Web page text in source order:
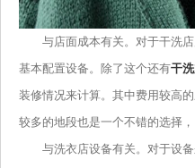
与店面成本有关。对于干洗店
基本配置设备。除了这个还有干
装修情况来计算。其中费用较高
较多的地段也是一个不错的选择，
与洗衣店设备有关。对于设备